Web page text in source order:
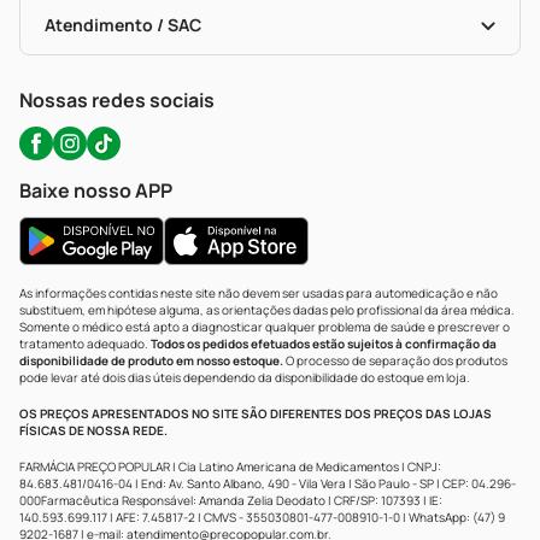
Políticas De Marketplace
Portal Da Privacidade
Atendimento / SAC
WhatsApp (47) 9202-1687
Nossas redes sociais
Baixe nosso APP
As informações contidas neste site não devem ser usadas para automedicação e não
substituem, em hipótese alguma, as orientações dadas pelo profissional da área médica.
Somente o médico está apto a diagnosticar qualquer problema de saúde e prescrever o
tratamento adequado. Todos os pedidos efetuados estão sujeitos à confirmação da
disponibilidade de produto em nosso estoque.O processo de separação dos produtos
pode levar até dois dias úteis dependendo da disponibilidade do estoque em loja.
OS PREÇOS APRESENTADOS NO SITE SÃO DIFERENTES DOS PREÇOS DAS LOJAS
FÍSICAS DE NOSSA REDE.
FARMÁCIA PREÇO POPULAR | Cia Latino Americana de Medicamentos | CNPJ:
84.683.481/0416-04 | End: Av. Santo Albano, 490 - Vila Vera | São Paulo - SP | CEP: 04.296-
000Farmacêutica Responsável: Amanda Zelia Deodato | CRF/SP: 107393 | IE:
140.593.699.117 | AFE: 7.45817-2 | CMVS - 355030801-477-008910-1-0 | WhatsApp: (47) 9
9202-1687 | e-mail: atendimento@precopopular.com.br.